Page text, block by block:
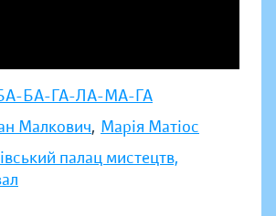
БА-ГА-ЛА-МА-ГА
Малкович, Марія Матіос
палац мистецтв,